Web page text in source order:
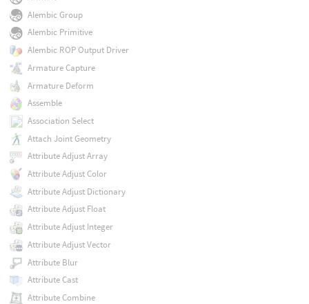
Alembic Group
Alembic Primitive
Alembic ROP Output Driver
Armature Capture
Armature Deform
Assemble
Association Select
Attach Joint Geometry
Attribute Adjust Array
Attribute Adjust Color
Attribute Adjust Dictionary
Attribute Adjust Float
Attribute Adjust Integer
Attribute Adjust Vector
Attribute Blur
Attribute Cast
Attribute Combine